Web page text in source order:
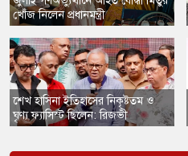
খোঁজ নিলেন প্রধানমন্ত্রী
​শেখ হাসিনা ইতিহাসের নিকৃষ্টতম ও
ঘৃণ্য ফ্যাসিস্ট ছিলেন: রিজভী